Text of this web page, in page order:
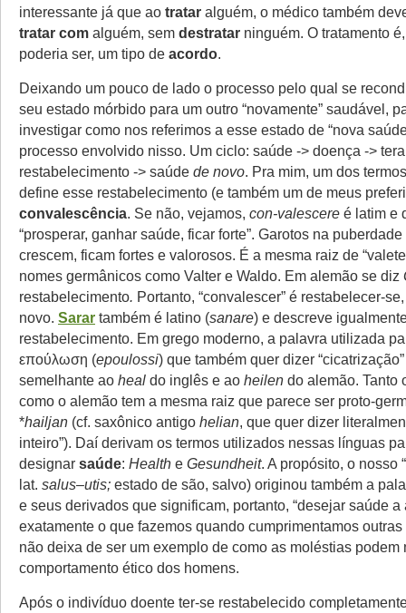
interessante já que ao tratar alguém, o médico também
tratar com alguém, sem destratar ninguém. O tratamento
poderia ser, um tipo de acordo.
Deixando um pouco de lado o processo pelo qual se
seu estado mórbido para um outro “novamente” saudável,
investigar como nos referimos a esse estado de “nova
processo envolvido nisso. Um ciclo: saúde -> doença ->
restabelecimento -> saúde de novo. Pra mim, um dos
define esse restabelecimento (e também um de meus
convalescência. Se não, vejamos, con-valescere é latim e
“prosperar, ganhar saúde, ficar forte”. Garotos na puberdade
crescem, ficam fortes e valorosos. É a mesma raiz de
nomes germânicos como Valter e Waldo. Em alemão se diz
restabelecimento. Portanto, “convalescer” é restabelecer-
novo. Sarar também é latino (sanare) e descreve
restabelecimento. Em grego moderno, a palavra utilizada
επούλωση (epoulossi) que também quer dizer
semelhante ao heal do inglês e ao heilen do alemão. Tanto
como o alemão tem a mesma raiz que parece ser proto-
*hailjan (cf. saxônico antigo helian, que quer dizer
inteiro”). Daí derivam os termos utilizados nessas línguas
designar saúde: Health e Gesundheit. A propósito, o nosso
lat. salus–utis; estado de são, salvo) originou também a
e seus derivados que significam, portanto, “desejar saúde a
exatamente o que fazemos quando cumprimentamos
não deixa de ser um exemplo de como as moléstias podem
comportamento ético dos homens.
Após o indivíduo doente ter-se restabelecido